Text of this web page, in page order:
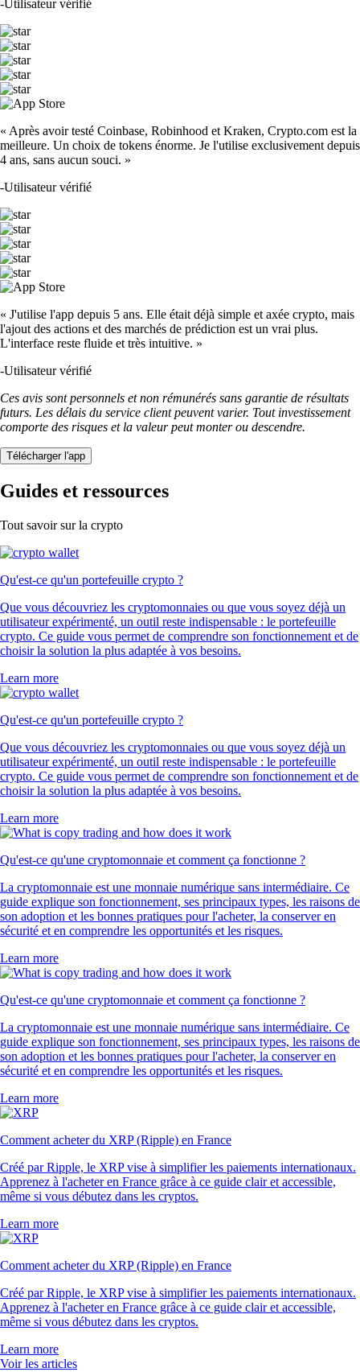
-Utilisateur vérifié
« Après avoir testé Coinbase, Robinhood et Kraken, Crypto.com est la
meilleure. Un choix de tokens énorme. Je l'utilise exclusivement depuis
4 ans, sans aucun souci. »
-Utilisateur vérifié
« J'utilise l'app depuis 5 ans. Elle était déjà simple et axée crypto, mais
l'ajout des actions et des marchés de prédiction est un vrai plus.
L'interface reste fluide et très intuitive. »
-Utilisateur vérifié
Ces avis sont personnels et non rémunérés sans garantie de résultats
futurs. Les délais du service client peuvent varier. Tout investissement
comporte des risques et la valeur peut monter ou descendre.
Télécharger l'app
Guides et ressources
Tout savoir sur la crypto
Qu'est-ce qu'un portefeuille crypto ?
Que vous découvriez les cryptomonnaies ou que vous soyez déjà un
utilisateur expérimenté, un outil reste indispensable : le portefeuille
crypto. Ce guide vous permet de comprendre son fonctionnement et de
choisir la solution la plus adaptée à vos besoins.
Learn more
Qu'est-ce qu'un portefeuille crypto ?
Que vous découvriez les cryptomonnaies ou que vous soyez déjà un
utilisateur expérimenté, un outil reste indispensable : le portefeuille
crypto. Ce guide vous permet de comprendre son fonctionnement et de
choisir la solution la plus adaptée à vos besoins.
Learn more
Qu'est-ce qu'une cryptomonnaie et comment ça fonctionne ?
La cryptomonnaie est une monnaie numérique sans intermédiaire. Ce
guide explique son fonctionnement, ses principaux types, les raisons de
son adoption et les bonnes pratiques pour l'acheter, la conserver en
sécurité et en comprendre les opportunités et les risques.
Learn more
Qu'est-ce qu'une cryptomonnaie et comment ça fonctionne ?
La cryptomonnaie est une monnaie numérique sans intermédiaire. Ce
guide explique son fonctionnement, ses principaux types, les raisons de
son adoption et les bonnes pratiques pour l'acheter, la conserver en
sécurité et en comprendre les opportunités et les risques.
Learn more
Comment acheter du XRP (Ripple) en France
Créé par Ripple, le XRP vise à simplifier les paiements internationaux.
Apprenez à l'acheter en France grâce à ce guide clair et accessible,
même si vous débutez dans les cryptos.
Learn more
Comment acheter du XRP (Ripple) en France
Créé par Ripple, le XRP vise à simplifier les paiements internationaux.
Apprenez à l'acheter en France grâce à ce guide clair et accessible,
même si vous débutez dans les cryptos.
Learn more
Voir les articles